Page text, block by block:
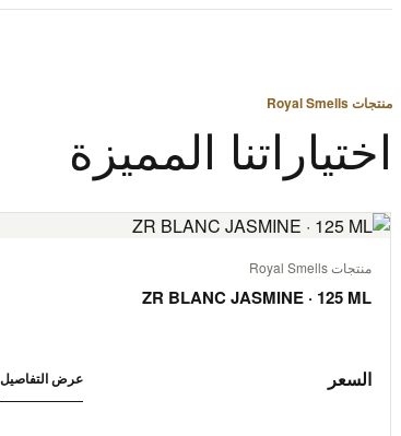
منتجات Royal Smells
اختياراتنا المميزة
منتجات Royal Smells
ZR BLANC JASMINE · 125 ML
السعر عرض التفاصيل